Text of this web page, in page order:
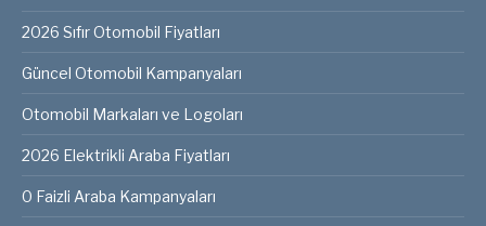
2026 Sıfır Otomobil Fiyatları
Güncel Otomobil Kampanyaları
Otomobil Markaları ve Logoları
2026 Elektrikli Araba Fiyatları
0 Faizli Araba Kampanyaları